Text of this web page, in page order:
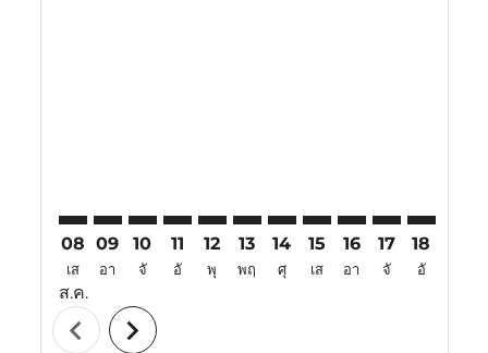
08
เส
ส.ค.
09
อา
10
จั
11
อั
12
พุ
13
พฤ
14
ศุ
15
เส
16
อา
17
จั
18
อั
chevron_left chevron_right